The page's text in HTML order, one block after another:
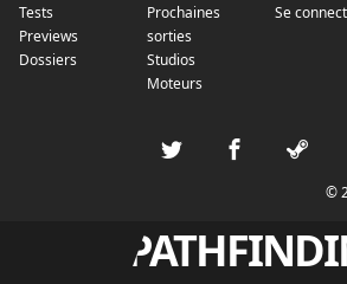
Tests
Previews
Dossiers
Prochaines
sorties
Studios
Moteurs
Se
©